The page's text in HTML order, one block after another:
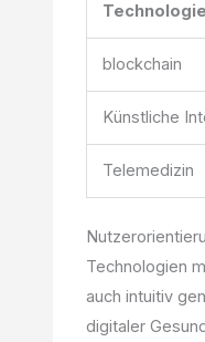
Technologie
blockchain
Künstliche
Telemedizin
Technologien
auch intuitiv
digitaler